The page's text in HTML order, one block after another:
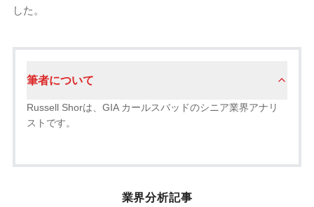
した。
筆者について
Russell Shorは、GIA カールスバッドのシニア業界アナリ
ストです。
業界分析記事